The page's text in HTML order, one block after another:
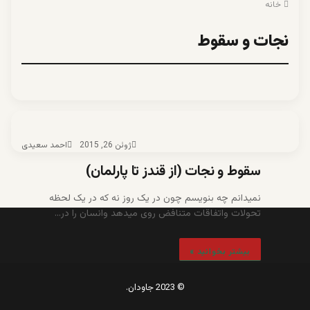
خانه
نجات و سقوط
احمد سعیدی ژوئن 26, 2015
سقوط و نجات (از قندز تا پارلمان)
نمیدانم چه بنویسم چون در یک روز نه که در یک لحظه
تحولات واتفاقات متنافض روی میدهد وانسان را در…
بیشتر بخوانید »
© 2023 جاودان.